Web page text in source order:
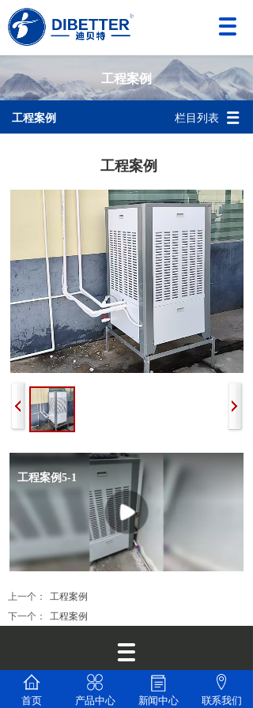
工程案例
栏目列表
工程案例
工程案例
上一个：
工程案例
下一个：
工程案例
联系电话：18620023958微信同号
首页 产品中心 新闻中心 联系我们